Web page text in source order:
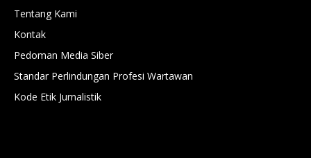
Tentang Kami
Kontak
Pedoman Media Siber
Standar Perlindungan Profesi Wartawan
Kode Etik Jurnalistik